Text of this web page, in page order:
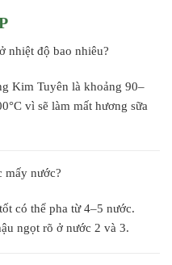
nhiệt độ bao nhiêu?
Kim Tuyên là khoảng 90–
vì sẽ làm mất hương sữa
mấy nước?
có thể pha từ 4–5 nước.
ngọt rõ ở nước 2 và 3.